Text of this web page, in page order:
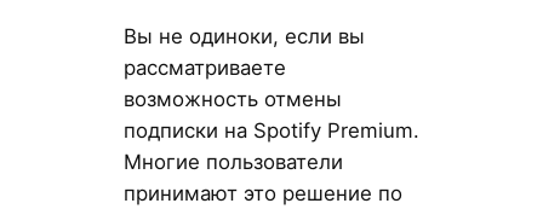
Вы не одиноки, если вы
рассматриваете
возможность отмены
подписки на Spotify Premium.
Многие пользователи
принимают это решение по